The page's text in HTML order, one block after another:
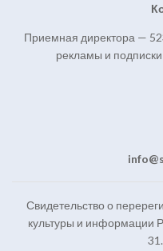
Приемная директора —
рекламы и
Свидетельство о
культуры и информации